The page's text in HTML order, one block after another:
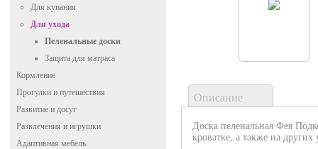
Для купания
Для ухода
Пеленальные доски
Защита для матраса
Кормление
Прогулки и путешествия
Развитие и досуг
Развлечения и игрушки
Адаптивная мебель
Описание
Доска пеленальная Фея
кроватке, а также на